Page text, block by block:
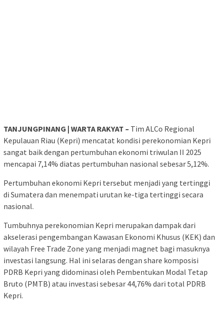
TANJUNGPINANG | WARTA RAKYAT – Tim ALCo Regional
Kepulauan Riau (Kepri) mencatat kondisi perekonomian Kepri
sangat baik dengan pertumbuhan ekonomi triwulan II 2025
mencapai 7,14% diatas pertumbuhan nasional sebesar 5,12%.
Pertumbuhan ekonomi Kepri tersebut menjadi yang tertinggi
di Sumatera dan menempati urutan ke-tiga tertinggi secara
nasional.
Tumbuhnya perekonomian Kepri merupakan dampak dari
akselerasi pengembangan Kawasan Ekonomi Khusus (KEK) dan
wilayah Free Trade Zone yang menjadi magnet bagi masuknya
investasi langsung. Hal ini selaras dengan share komposisi
PDRB Kepri yang didominasi oleh Pembentukan Modal Tetap
Bruto (PMTB) atau investasi sebesar 44,76% dari total PDRB
Kepri.